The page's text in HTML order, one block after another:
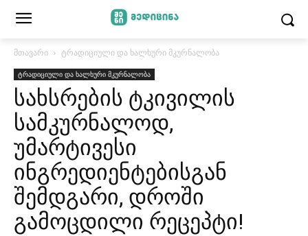
მთავარი ტრადიციული და ხალხური მკურნალობა
ტრადიციული და ხალხური მკურნალობა
სახსრების ტკივილის
სამკურნალოდ,
უმარტივესი
ინგრედიენტებისგან
შემდგარი, დროში
გამოცდილი რეცეპტი!